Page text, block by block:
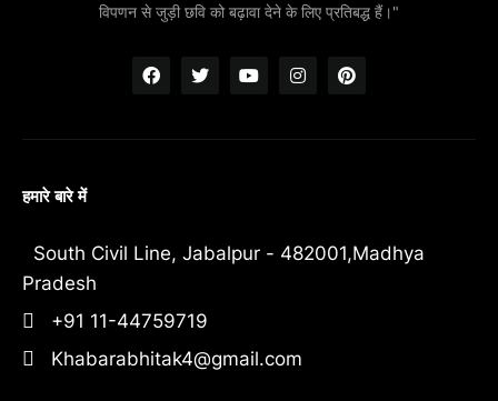
विपणन से जुड़ी छवि को बढ़ावा देने के लिए प्रतिबद्ध हैं।"
हमारे बारे में
South Civil Line, Jabalpur - 482001,Madhya
Pradesh
+91 11-44759719
Khabarabhitak4@gmail.com